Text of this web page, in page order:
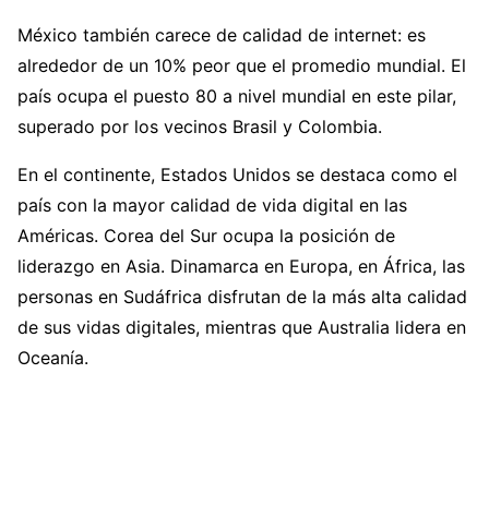
México también carece de calidad de internet: es
alrededor de un 10% peor que el promedio mundial. El
país ocupa el puesto 80 a nivel mundial en este pilar,
superado por los vecinos Brasil y Colombia.
En el continente, Estados Unidos se destaca como el
país con la mayor calidad de vida digital en las
Américas. Corea del Sur ocupa la posición de
liderazgo en Asia. Dinamarca en Europa, en África, las
personas en Sudáfrica disfrutan de la más alta calidad
de sus vidas digitales, mientras que Australia lidera en
Oceanía.